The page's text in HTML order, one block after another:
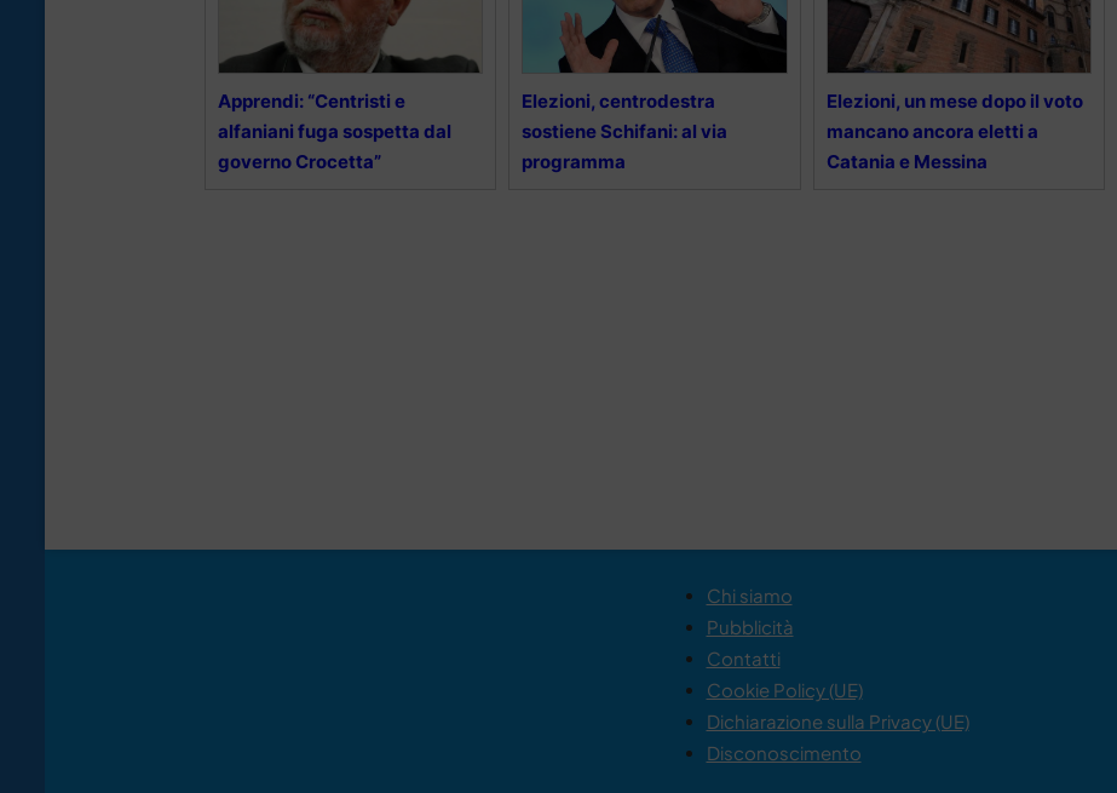
Apprendi: “Centristi e
alfaniani fuga sospetta dal
governo Crocetta”
Elezioni, centrodestra
sostiene Schifani: al via
programma
Elezioni, un mese dopo il voto
mancano ancora eletti a
Catania e Messina
Chi siamo
Pubblicità
Contatti
Cookie Policy (UE)
Dichiarazione sulla Privacy (UE)
Disconoscimento